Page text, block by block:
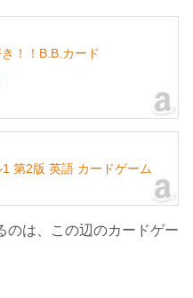
き！！B.B.カード
第2版 英語 カードゲーム
のは、この辺のカードゲー